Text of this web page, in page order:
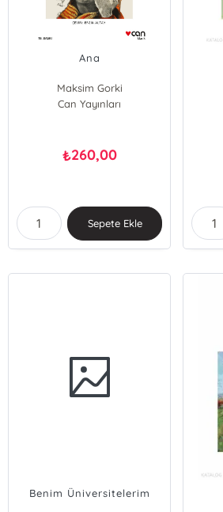
Ana
Maksim Gorki
Can Yayınları
₺260,00
Sepete Ekle
Benim Üniversitelerim